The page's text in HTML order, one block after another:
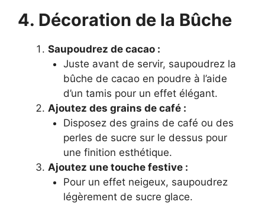
4. Décoration de la Bûche
Saupoudrez de cacao :
Juste avant de servir, saupoudrez la
bûche de cacao en poudre à l’aide
d’un tamis pour un effet élégant.
Ajoutez des grains de café :
Disposez des grains de café ou des
perles de sucre sur le dessus pour
une finition esthétique.
Ajoutez une touche festive :
Pour un effet neigeux, saupoudrez
légèrement de sucre glace.